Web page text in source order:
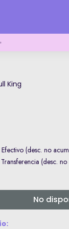
King
(desc. no
(desc. no
No